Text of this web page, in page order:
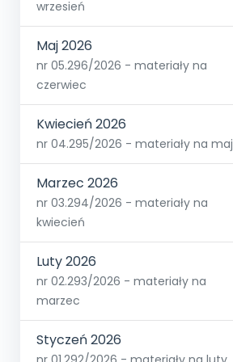
wrzesień
Maj 2026
nr 05.296/2026 - materiały na
czerwiec
Kwiecień 2026
nr 04.295/2026 - materiały na maj
Marzec 2026
nr 03.294/2026 - materiały na
kwiecień
Luty 2026
nr 02.293/2026 - materiały na
marzec
Styczeń 2026